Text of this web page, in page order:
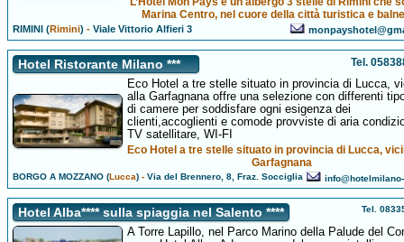
Marina Centro, nel cuore della città turistica e
RIMINI (Rimini) -Viale Vittorio Alfieri 3
Hotel Ristorante Milano *** Tel.
Eco Hotel a tre stelle situato in provincia di Lucca,
alla Garfagnana offre una selezione con differenti
di camere per soddisfare ogni esigenza dei
clienti,accoglienti e comode provviste di aria
TV satellitare, WI-FI
Eco Hotel a tre stelle situato in provincia di Lucca,
Garfagnana
BORGO A MOZZANO (Lucca) -Via del Brennero, 8, Fraz. Socciglia
Hotel Alba**** sulla spiaggia nel Salento **** Tel.
A Torre Lapillo, nel Parco Marino della Palude del